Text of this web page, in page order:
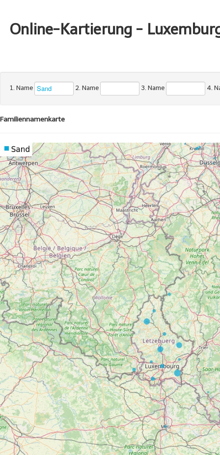
Online-Kartierung -
1. Name 2. Name 3. Name 4.
Familiennamenkarte